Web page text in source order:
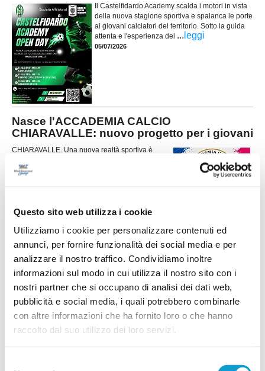
Questo sito web utilizza i cookie
Utilizziamo i cookie per personalizzare contenuti ed
annunci, per fornire funzionalità dei social media e per
analizzare il nostro traffico. Condividiamo inoltre
informazioni sul modo in cui utilizza il nostro sito con i
nostri partner che si occupano di analisi dei dati web,
pubblicità e social media, i quali potrebbero combinarle
con altre informazioni che ha fornito loro o che hanno
raccolto dal suo utilizzo dei loro servizi.
Il Castelfidardo Academy scalda i motori in vista
della nuova stagione sportiva e spalanca le porte
ai giovani calciatori del territorio. Sotto la guida
attenta e l'esperienza del ... leggi
05/07/2026
Nasce l'ACCADEMIA CALCIO
CHIARAVALLE: nuovo progetto per i giovani
CHIARAVALLE. Una nuova realtà sportiva è
calcistico marchigiano. È nata ufficialmente
04/07/2026
L'ACADEMY CASTELFIDARDO trionfa al
Trofeo "Città di Castelfidardo"
L'Academy Castelfidardo mette un altro tassello
importante nel proprio percorso di crescita
conquistando la quarta edizione del Trofeo "Città
di Castelfidardo" – Memorial Graziano Cerasa.
Un successo che va oltre il risultato sportivo e
conferma la solidità di un progetto dedicato
29/06/2026